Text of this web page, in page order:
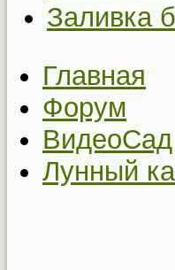
Заливка
Главная
Форум
ВидеоСад
Лунный